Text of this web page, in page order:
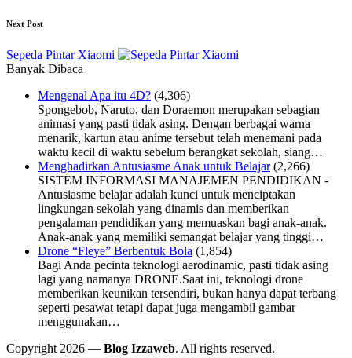
Next Post
Sepeda Pintar Xiaomi
Banyak Dibaca
Mengenal Apa itu 4D? (4,306)
Spongebob, Naruto, dan Doraemon merupakan sebagian
animasi yang pasti tidak asing. Dengan berbagai warna
menarik, kartun atau anime tersebut telah menemani pada
waktu kecil di waktu sebelum berangkat sekolah, siang…
Menghadirkan Antusiasme Anak untuk Belajar (2,266)
SISTEM INFORMASI MANAJEMEN PENDIDIKAN -
Antusiasme belajar adalah kunci untuk menciptakan
lingkungan sekolah yang dinamis dan memberikan
pengalaman pendidikan yang memuaskan bagi anak-anak.
Anak-anak yang memiliki semangat belajar yang tinggi…
Drone “Fleye” Berbentuk Bola (1,854)
Bagi Anda pecinta teknologi aerodinamic, pasti tidak asing
lagi yang namanya DRONE.Saat ini, teknologi drone
memberikan keunikan tersendiri, bukan hanya dapat terbang
seperti pesawat tetapi dapat juga mengambil gambar
menggunakan…
Copyright 2026 — Blog Izzaweb. All rights reserved.